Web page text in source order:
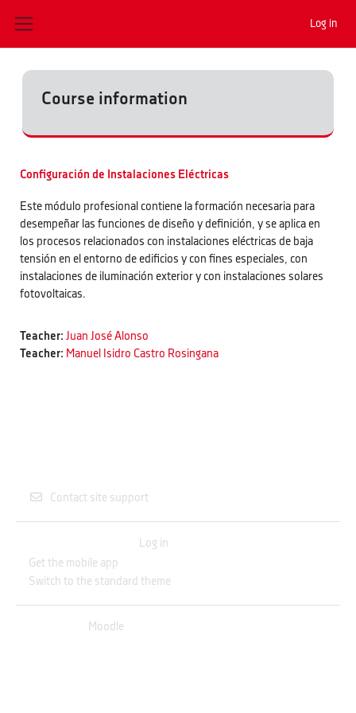
Log in
Course information
Configuración de Instalaciones Eléctricas
Este módulo profesional contiene la formación necesaria para
desempeñar las funciones de diseño y definición, y se aplica en
los procesos relacionados con instalaciones eléctricas de baja
tensión en el entorno de edificios y con fines especiales, con
instalaciones de iluminación exterior y con instalaciones solares
fotovoltaicas.
Teacher: Juan José Alonso
Teacher: Manuel Isidro Castro Rosingana
Contact site support
Log in
Get the mobile app
Switch to the standard theme
Moodle